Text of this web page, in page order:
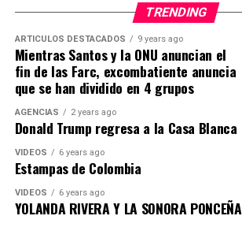
TRENDING
ARTICULOS DESTACADOS 9 years ago
Mientras Santos y la ONU anuncian el
fin de las Farc, excombatiente anuncia
que se han dividido en 4 grupos
AGENCIAS 2 years ago
Donald Trump regresa a la Casa Blanca
VIDEOS 6 years ago
Estampas de Colombia
VIDEOS 6 years ago
YOLANDA RIVERA Y LA SONORA PONCEÑA